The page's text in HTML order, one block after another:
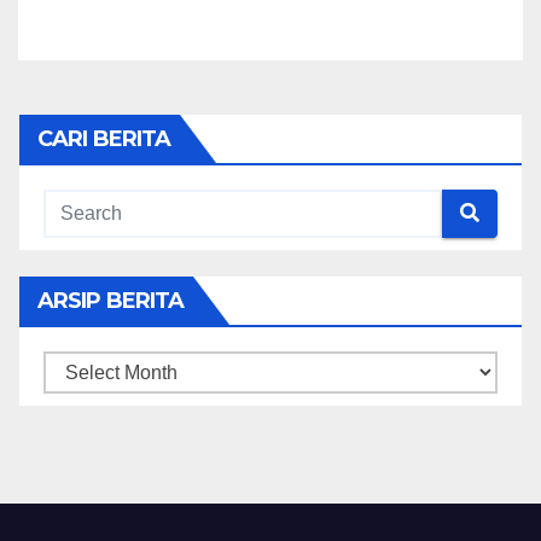
CARI BERITA
ARSIP BERITA
ARSIP